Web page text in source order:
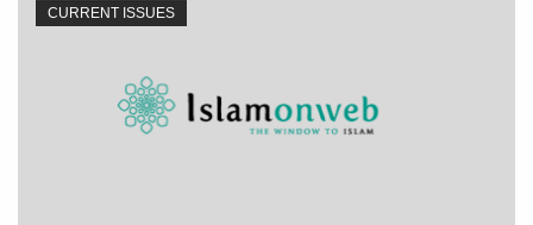
CURRENT ISSUES